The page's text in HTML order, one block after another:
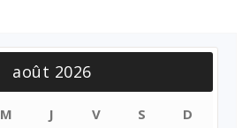
août 2026
M J V S D